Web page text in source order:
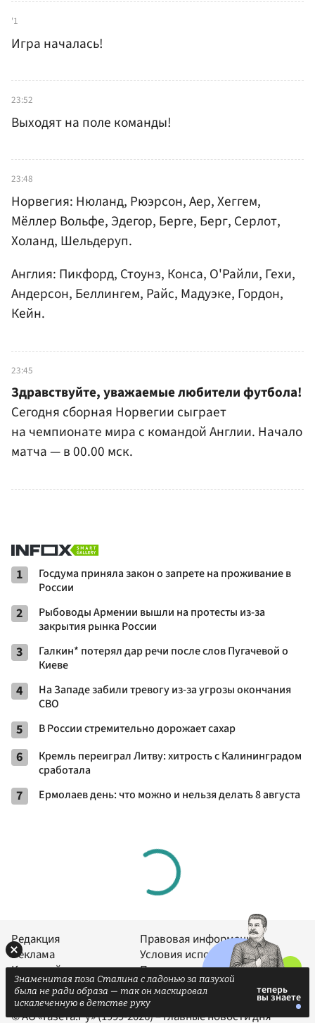
'1
Игра началась!
23:52
Выходят на поле команды!
23:48
Норвегия: Нюланд, Рюэрсон, Аер, Хеггем,
Мёллер Вольфе, Эдегор, Берге, Берг, Серлот,
Холанд, Шельдеруп.
Англия: Пикфорд, Стоунз, Конса, О'Райли, Гехи,
Андерсон, Беллингем, Райс, Мадуэке, Гордон,
Кейн.
23:45
Здравствуйте, уважаемые любители футбола!
Сегодня сборная Норвегии сыграет
на чемпионате мира с командой Англии. Начало
матча — в 00.00 мск.
1
Госдума приняла закон о запрете на проживание в
России
2
Рыбоводы Армении вышли на протесты из-за
закрытия рынка России
3
Галкин* потерял дар речи после слов Пугачевой о
Киеве
4
На Западе забили тревогу из-за угрозы окончания
СВО
5 В России стремительно дорожает сахар
6
Кремль переиграл Литву: хитрость с Калининградом
сработала
7 Ермолаев день: что можно и нельзя делать 8 августа
Редакция
Реклама
Карта сайта
Правовая информация
Условия использования
Политика конфиденциальности
© АО «Газета.Ру» (1999-2026) – Главные новости дня
Знаменитая поза Сталина с ладонью за пазухой
была не ради образа — так он маскировал
искалеченную в детстве руку